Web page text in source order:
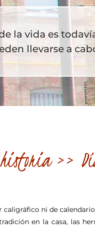
la vida es
llevarse a
>>
ni de
en la casa, las